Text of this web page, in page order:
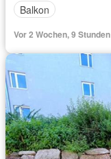
Balkon
Vor 2 Wochen, 9 Stunden